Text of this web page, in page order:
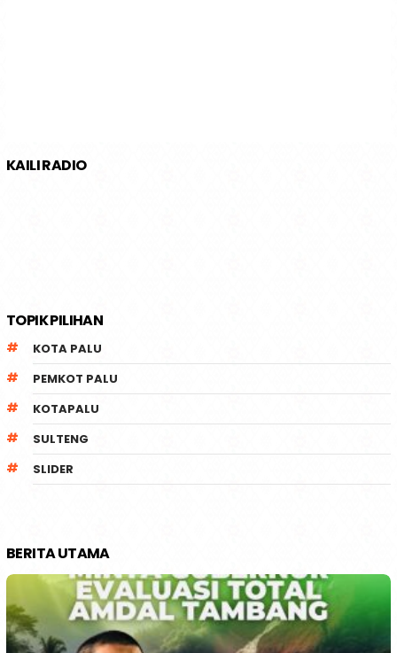
KAILI RADIO
TOPIK PILIHAN
KOTA PALU
PEMKOT PALU
KOTAPALU
SULTENG
SLIDER
BERITA UTAMA